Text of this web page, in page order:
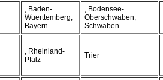
, Baden-
Wuerttemberg,
Bayern
, Bodensee-
Oberschwaben,
Schwaben
, Rheinland-
Pfalz
Trier